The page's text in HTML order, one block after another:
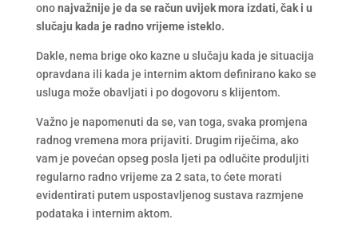
ononajvažnije je da se račun uvijek mora izdati, čak i u
slučaju kada je radno vrijeme isteklo.
Dakle, nema brige oko kazne u slučaju kada je situacija
opravdana ili kada je internim aktom definirano kako se
usluga može obavljati i po dogovoru s klijentom.
Važno je napomenuti da se, van toga, svaka promjena
radnog vremena mora prijaviti. Drugim riječima, ako
vam je povećan opseg posla ljeti pa odlučite produljiti
regularno radno vrijeme za 2 sata, to ćete morati
evidentirati putem uspostavljenog sustava razmjene
podataka i internim aktom.